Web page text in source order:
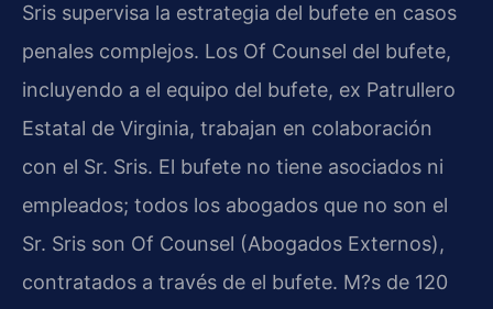
Sris supervisa la estrategia del bufete en casos
penales complejos. Los Of Counsel del bufete,
incluyendo a el equipo del bufete, ex Patrullero
Estatal de Virginia, trabajan en colaboración
con el Sr. Sris. El bufete no tiene asociados ni
empleados; todos los abogados que no son el
Sr. Sris son Of Counsel (Abogados Externos),
contratados a través de el bufete. M?s de 120